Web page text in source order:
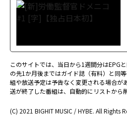
このサイトでは、当日から1週間分はEPG
の先1か月後まではガイド誌（有料）と同
組や放送予定は予告なく変更される場合が
送が終了した番組は、自動的にリストから
(C) 2021 BIGHIT MUSIC / HYBE. All Rights